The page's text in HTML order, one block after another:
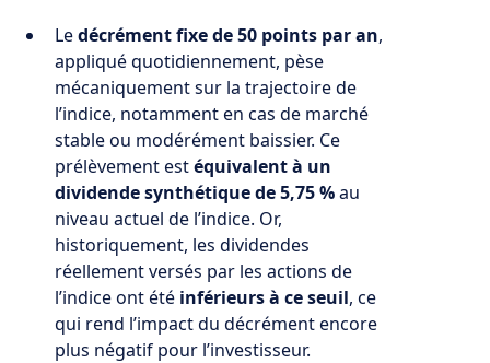
Ledécrément fixe de 50 points par an,
appliqué quotidiennement, pèse
mécaniquement sur la trajectoire de
l’indice, notamment en cas de marché
stable ou modérément baissier. Ce
prélèvement estéquivalent à un
dividende synthétique de 5,75 %au
niveau actuel de l’indice. Or,
historiquement, les dividendes
réellement versés par les actions de
l’indice ont été inférieurs à ce seuil, ce
qui rend l’impact du décrément encore
plus négatif pour l’investisseur.